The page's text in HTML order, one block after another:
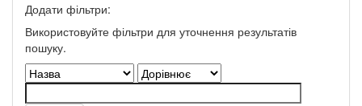
Додати фільтри:
Використовуйте фільтри для уточнення результатів
пошуку.